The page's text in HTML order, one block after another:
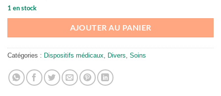
1 en stock
AJOUTER AU PANIER
Catégories : Dispositifs médicaux Divers Soins